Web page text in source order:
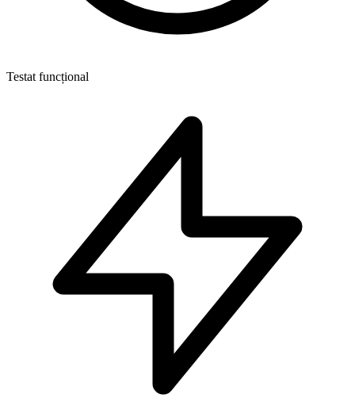
Testat funcțional